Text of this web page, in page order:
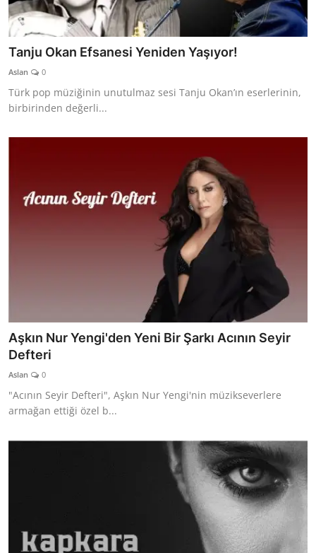
Tanju Okan Efsanesi Yeniden Yaşıyor!
Aslan 0
Türk pop müziğinin unutulmaz sesi Tanju Okan’ın eserlerinin,
birbirinden değerli...
Aşkın Nur Yengi'den Yeni Bir Şarkı Acının Seyir
Defteri
Aslan 0
"Acının Seyir Defteri", Aşkın Nur Yengi'nin müzikseverlere
armağan ettiği özel b...